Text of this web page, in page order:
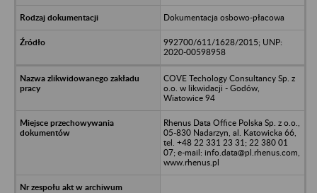
Dokumentacja osbowo-płacowa
992700/611/1628/2015; UNP:
2020-00598958
COVE Techology Consultancy Sp. z
o.o. w likwidacji - Godów,
Wiatowice 94
Rhenus Data Office Polska Sp. z o.o.,
05-830 Nadarzyn, al. Katowicka 66,
tel. +48 22 331 23 31; 22 380 01
07; e-mail: info.data@pl.rhenus.com,
www.rhenus.pl